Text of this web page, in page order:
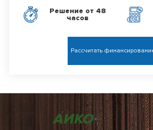
Решение от 48
часов
Рассчитать
АИКО